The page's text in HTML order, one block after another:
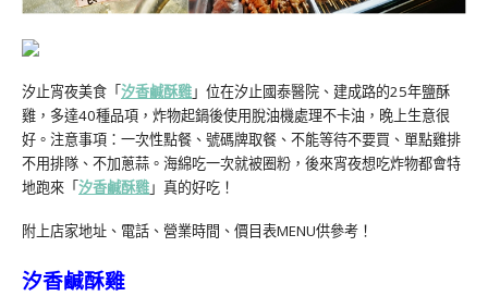
汐止宵夜美食「汐香鹹酥雞」位在汐止國泰醫院、建成路的25年鹽酥
雞，多達40種品項，炸物起鍋後使用脫油機處理不卡油，晚上生意很
好。注意事項：一次性點餐、號碼牌取餐、不能等待不要買、單點雞排
不用排隊、不加蔥蒜。海綿吃一次就被圈粉，後來宵夜想吃炸物都會特
地跑來「汐香鹹酥雞」真的好吃！
附上店家地址、電話、營業時間、價目表MENU供參考！
汐香鹹酥雞